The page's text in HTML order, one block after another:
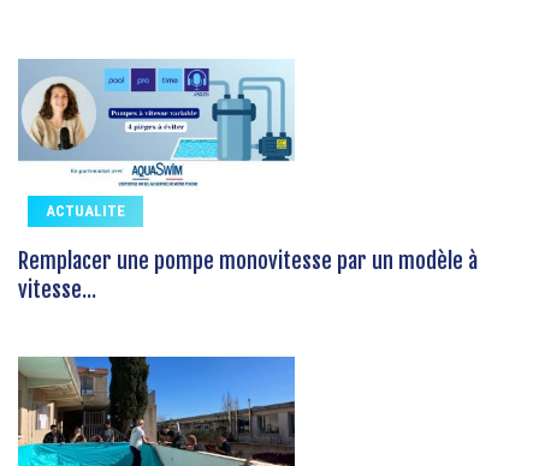
ACTUALITE
Remplacer une pompe monovitesse par un modèle à
vitesse...